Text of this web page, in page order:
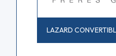
LAZARD